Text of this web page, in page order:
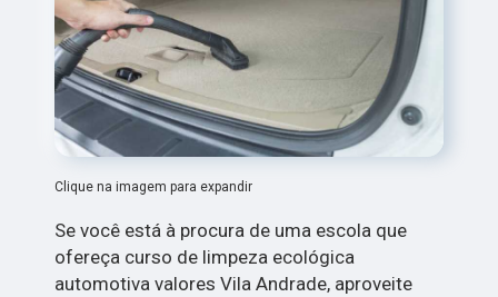
Clique na imagem para expandir
Se você está à procura de uma escola que
ofereça curso de limpeza ecológica
automotiva valores Vila Andrade, aproveite